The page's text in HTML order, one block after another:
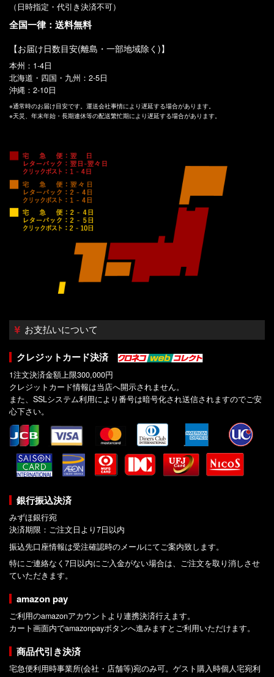
（日時指定・代引き決済不可）
全国一律：送料無料
【お届け日数目安(離島・一部地域除く)】
本州：1-4日
北海道・四国・九州：2-5日
沖縄：2-10日
※通常時のお届け目安です。運送会社事情により遅延する場合があります。
※天災、年末年始・長期連休等の配送繁忙期により遅延する場合があります。
お支払いについて
クレジットカード決済
1注文決済金額上限300,000円
クレジットカード情報は当店へ開示されません。
また、SSLシステム利用により番号は暗号化され送信されますのでご安
心下さい。
銀行振込決済
みずほ銀行宛
決済期限：ご注文日より7日以内
振込先口座情報は受注確認時のメールにてご案内致します。
特にご連絡なく7日以内にご入金がない場合は、ご注文を取り消しさせ
ていただきます。
amazon pay
ご利用のamazonアカウントより連携決済行えます。
カート画面内でamazonpayボタンへ進みますとご利用いただけます。
商品代引き決済
宅急便利用時事業所(会社・店舗等)宛のみ可。ゲスト購入時個人宅宛利